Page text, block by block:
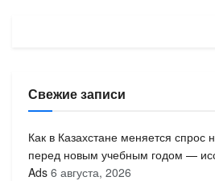
Свежие записи
Как в Казахстане меняется
перед новым учебным годом —
Ads 6 августа, 2026